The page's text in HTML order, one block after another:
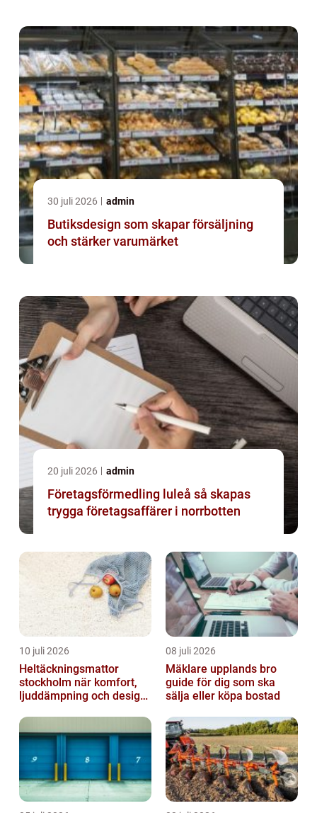
30 juli 2026 admin
Butiksdesign som skapar försäljning
och stärker varumärket
20 juli 2026 admin
Företagsförmedling luleå så skapas
trygga företagsaffärer i norrbotten
10 juli 2026
Heltäckningsmattor
stockholm när komfort,
ljuddämpning och design
08 juli 2026
Mäklare upplands bro
guide för dig som ska
sälja eller köpa bostad